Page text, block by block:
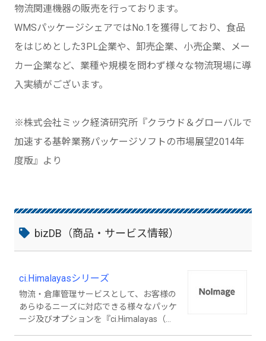
物流関連機器の販売を行っております。
WMSパッケージシェアではNo.1を獲得しており、食品
をはじめとした3PL企業や、卸売企業、小売企業、メー
カー企業など、業種や規模を問わず様々な物流現場に導
入実績がございます。
※株式会社ミック経済研究所『クラウド＆グローバルで
加速する基幹業務パッケージソフトの市場展望2014年
度版』より
bizDB（商品・サービス情報）
ci.Himalayasシリーズ
物流・倉庫管理サービスとして、お客様の
あらゆるニーズに対応できる様々なパッケ
ージ及びオプションを『ci.Himalayas（シ